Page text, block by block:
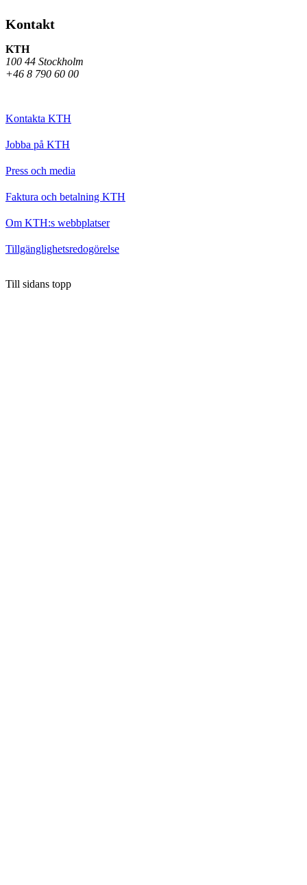
Kontakt
KTH
100 44 Stockholm
+46 8 790 60 00
Kontakta KTH
Jobba på KTH
Press och media
Faktura och betalning KTH
Om KTH:s webbplatser
Tillgänglighetsredogörelse
Till sidans topp